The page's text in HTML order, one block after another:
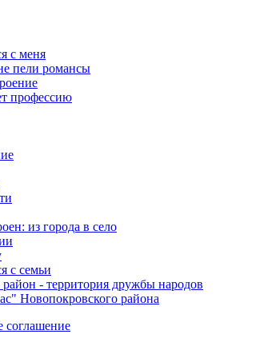
с меня
пели романсы
профессию
из города в село
с семьи
- территория дружбы народов
Новопокровского района
соглашение